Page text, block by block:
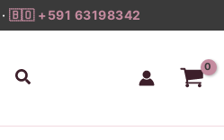
🇧🇴 +591 63198342
Buscar